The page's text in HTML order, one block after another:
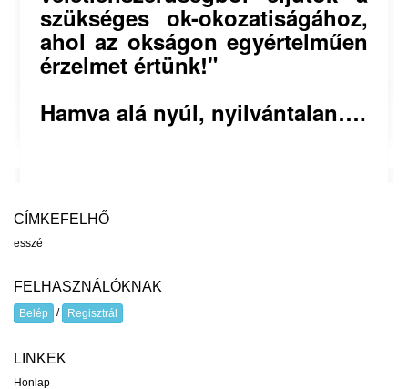
szükséges ok-okozatiságához,
ahol az okságon egyértelműen
érzelmet értünk!"
Hamva alá nyúl, nyilvántalan….
CÍMKEFELHŐ
esszé
FELHASZNÁLÓKNAK
Belép / Regisztrál
LINKEK
Honlap